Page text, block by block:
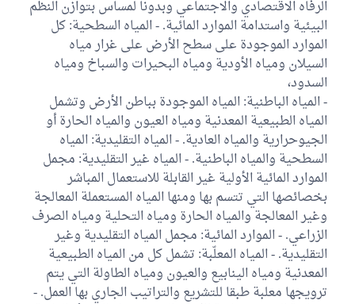
الرفاه الاقتصادي والاجتماعي وبدونا لمساس بتوازن النظم
البيئية واستدامة الموارد المائية. - المياه السطحية: كل
الموارد الموجودة على سطح الأرض على غرار مياه
السيلان ومياه الأودية ومياه البحيرات والسباخ ومياه
السدود،
- المياه الباطنية: المياه الموجودة بباطن الأرض وتشمل
المياه الطبيعية المعدنية ومياه العيون والمياه الحارة أو
الجيوحرارية والمياه العادية. - المياه التقليدية: المياه
السطحية والمياه الباطنية. - المياه غير التقليدية: مجمل
الموارد المائية الأولية غير القابلة للاستعمال المباشر
بخصائصها التي تتسم بها ومنها المياه المستعملة المعالجة
وغير المعالجة والمياه الحارة ومياه التحلية ومياه الصرف
الزراعي. - الموارد المائية: مجمل المياه التقلیدية وغیر
التقلیدية. - المياه المعلّبة: تشمل كل من المياه الطبيعية
المعدنية ومياه الينابيع والعيون ومياه الطاولة التي يتم
ترويجها معلبة طبقا للتشريع والتراتيب الجاري بها العمل. -